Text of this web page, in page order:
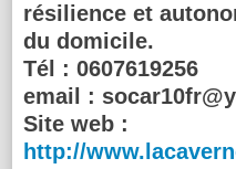
résilience et
du domicile.
Tél : 0607619256
email :
Site web :
http://